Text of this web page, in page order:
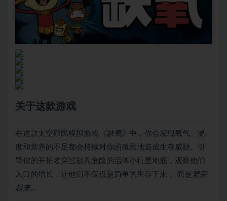
关于这款游戏
在这款太空殖民模拟游戏 《缺氧》 中，你会发现氧气、温
度和营养的不足都会持续对你的殖民地造成生存威胁。引
导你的开拓者穿过极具危险的活体小行星地底，观察他们
人口的增长，让他们不仅仅是简单的生存下来， 而是 繁荣
起来…